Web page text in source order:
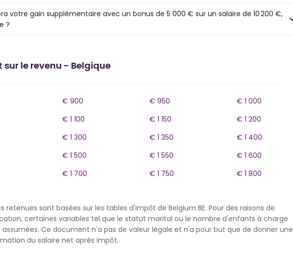
votre gain supplémentaire avec un bonus de 5 000 € sur un salaire de 10 200 €,
?
sur le revenu - Belgique
€ 900 € 950
€ 1 000
€ 1 100 € 1 150
€ 1 200
€ 1 300 € 1 350
€ 1 400
€ 1 500 € 1 550
€ 1 600
€ 1 700 € 1 750 € 1 800
retenues sont basées sur les tables d'impôt de Belgium BE. Pour des raisons de
certaines variables tel que le statut marital ou le nombre d'enfants à charge
Ce document n'a pas de valeur légale et n'a pour but que de donner une
du salaire net après impôt.